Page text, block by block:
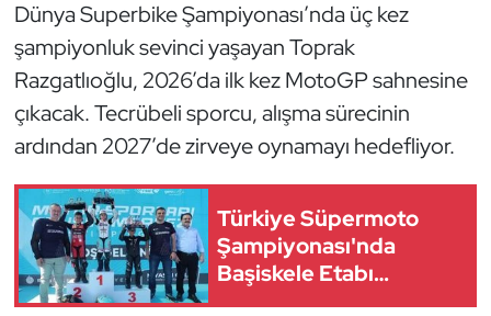
Dünya Superbike Şampiyonası’nda üç kez
şampiyonluk sevinci yaşayan Toprak
Razgatlıoğlu, 2026’da ilk kez MotoGP sahnesine
çıkacak. Tecrübeli sporcu, alışma sürecinin
ardından 2027’de zirveye oynamayı hedefliyor.
Türkiye Süpermoto
Şampiyonası'nda
Başiskele Etabı
Tamamlandı
Dövüş Sanatı
E-Spor
Eskrim
Futbol
Futsal